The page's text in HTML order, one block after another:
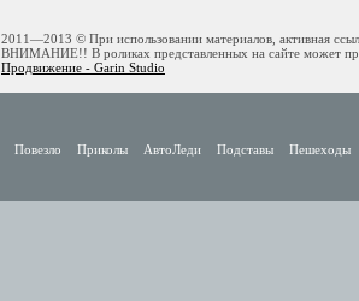
2011—2013 © При использовании материалов, активная
ВНИМАНИЕ!! В роликах представленных на сайте может
Продвижение - Garin Studio
Повезло Приколы АвтоЛеди Подставы Пешеходы